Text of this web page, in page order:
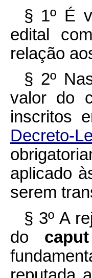
§ 1º É
edital
relação
§ 2º
valor do
inscritos
Decreto-
aplicado
serem
§ 3º A
do